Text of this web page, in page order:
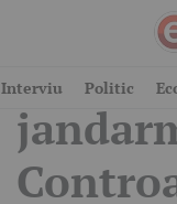
Interviu Politic